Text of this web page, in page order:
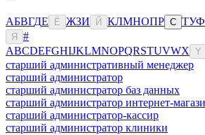
АБВГДЕ Ё ЖЗИ Й КЛМНОПР С ТУФ
Я
#
ABCDEFGHIJKLMNOPQRSTUVWX Y
старший административный менеджер
старший администратор
старший администратор баз данных
старший администратор интернет-
старший администратор-кассир
старший администратор клиники